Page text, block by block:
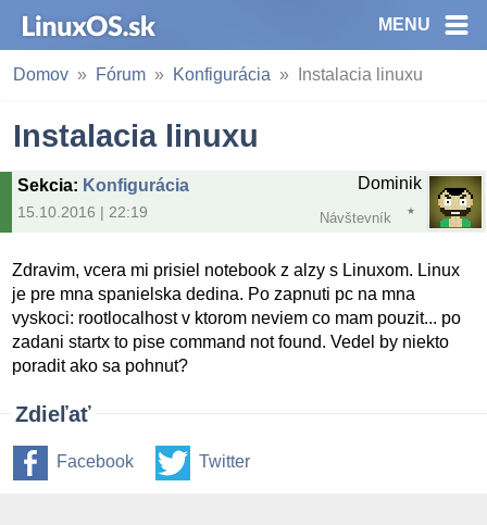
MENU
Domov Fórum Konfigurácia Instalacia linuxu
Instalacia linuxu
Sekcia: Konfigurácia
15.10.2016 | 22:19
Dominik
Návštevník
Zdravim, vcera mi prisiel notebook z alzy s Linuxom. Linux
je pre mna spanielska dedina. Po zapnuti pc na mna
vyskoci: rootlocalhost v ktorom neviem co mam pouzit... po
zadani startx to pise command not found. Vedel by niekto
poradit ako sa pohnut?
Zdieľať
Facebook Twitter